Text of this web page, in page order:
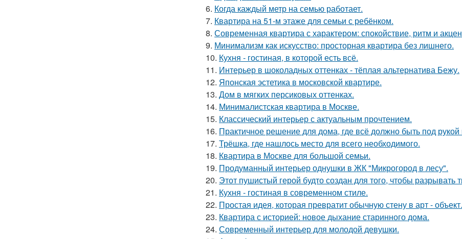
6. Когда каждый метр на семью работает.
7. Квартира на 51-м этаже для семьи с ребёнком.
8. Современная квартира с характером: спокойствие, ритм и
9. Минимализм как искусство: просторная квартира без лишнего.
10. Кухня - гостиная, в которой есть всё.
11. Интерьер в шоколадных оттенках - тёплая альтернатива Бежу.
12. Японская эстетика в московской квартире.
13. Дом в мягких персиковых оттенках.
14. Минималистская квартира в Москве.
15. Классический интерьер с актуальным прочтением.
16. Практичное решение для дома, где всё должно быть под рукой
17. Трёшка, где нашлось место для всего необходимого.
18. Квартира в Москве для большой семьи.
19. Продуманный интерьер однушки в ЖК "Микрогород в лесу".
20. Этот пушистый герой будто создан для того, чтобы разрывать
21. Кухня - гостиная в современном стиле.
22. Простая идея, которая превратит обычную стену в арт - объект.
23. Квартира с историей: новое дыхание старинного дома.
24. Современный интерьер для молодой девушки.